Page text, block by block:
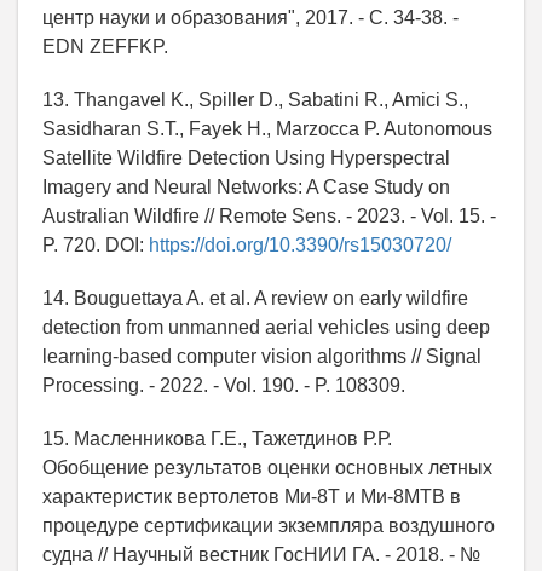
центр науки и образования", 2017. - С. 34-38. -
EDN ZEFFKP.
13. Thangavel K., Spiller D., Sabatini R., Amici S.,
Sasidharan S.T., Fayek H., Marzocca P. Autonomous
Satellite Wildfire Detection Using Hyperspectral
Imagery and Neural Networks: A Case Study on
Australian Wildfire // Remote Sens. - 2023. - Vol. 15. -
P. 720. DOI: https://doi.org/10.3390/rs15030720/
14. Bouguettaya A. et al. A review on early wildfire
detection from unmanned aerial vehicles using deep
learning-based computer vision algorithms // Signal
Processing. - 2022. - Vol. 190. - P. 108309.
15. Масленникова Г.Е., Тажетдинов Р.Р.
Обобщение результатов оценки основных летных
характеристик вертолетов Ми-8Т и Ми-8МТВ в
процедуре сертификации экземпляра воздушного
судна // Научный вестник ГосНИИ ГА. - 2018. - №